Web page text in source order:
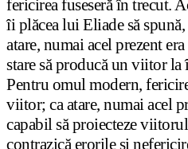
fericirea fuseseră în trecut.
îi plăcea lui Eliade să spună,
atare, numai acel prezent
stare să producă un viitor
Pentru omul modern,
viitor; ca atare, numai acel
capabil să proiecteze
contrazică erorile și